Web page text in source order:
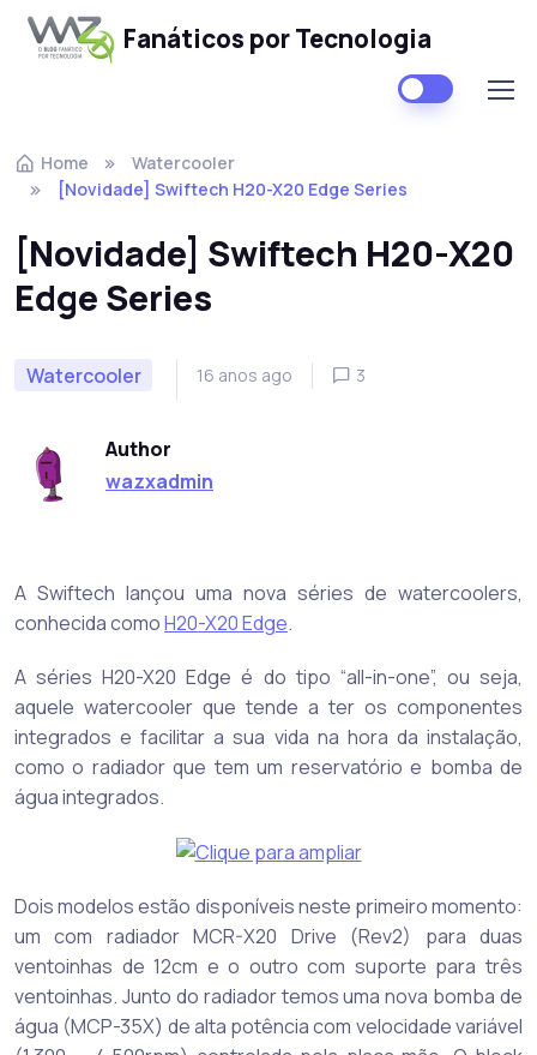
Fanáticos por Tecnologia
Home
Watercooler
[Novidade] Swiftech H20-X20 Edge Series
[Novidade] Swiftech H20-X20
Edge Series
Watercooler 16 anos ago 3
Author
wazxadmin
A Swiftech lançou uma nova séries de watercoolers,
conhecida comoH20-X20 Edge.
A séries H20-X20 Edge é do tipo “all-in-one”, ou seja,
aquele watercooler que tende a ter os componentes
integrados e facilitar a sua vida na hora da instalação,
como o radiador que tem um reservatório e bomba de
água integrados.
Dois modelos estão disponíveis neste primeiro momento:
um com radiador MCR-X20 Drive (Rev2) para duas
ventoinhas de 12cm e o outro com suporte para três
ventoinhas. Junto do radiador temos uma nova bomba de
água (MCP-35X) de alta potência com velocidade variável